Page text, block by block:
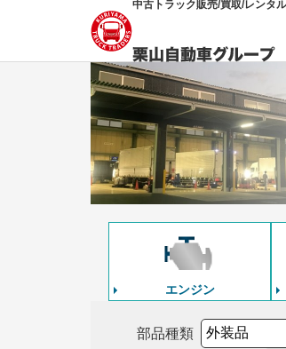
中古トラック販売/買取/レンタル
エンジン
部品種類